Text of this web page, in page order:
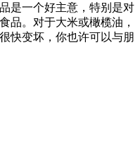
是一个好主意，特别是对
品。对于大米或橄榄油，
快变坏，你也许可以与朋